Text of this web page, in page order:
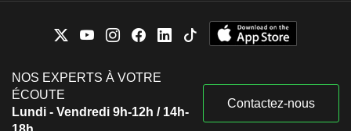
NOS EXPERTS À VOTRE
ÉCOUTE
Lundi - Vendredi 9h-12h / 14h-
Contactez-nous